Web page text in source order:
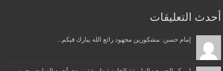
أحدث التعليقات
إمام حسن: مشكورين مجهود رائع الله يبارك فيكم...